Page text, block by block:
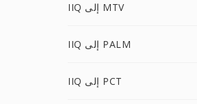
IIQ إلى MTV
IIQ إلى PALM
IIQ إلى PCT